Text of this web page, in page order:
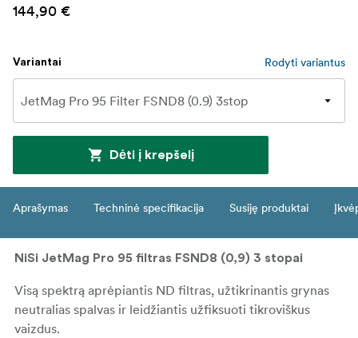
144,90 €
Variantai Rodyti variantus
Dėti į krepšelį
Aprašymas Techninė specifikacija Susiję produktai
NiSi JetMag Pro 95 filtras FSND8 (0,9) 3 stopai
Visą spektrą aprėpiantis ND filtras, užtikrinantis grynas
neutralias spalvas ir leidžiantis užfiksuoti tikroviškus
vaizdus.